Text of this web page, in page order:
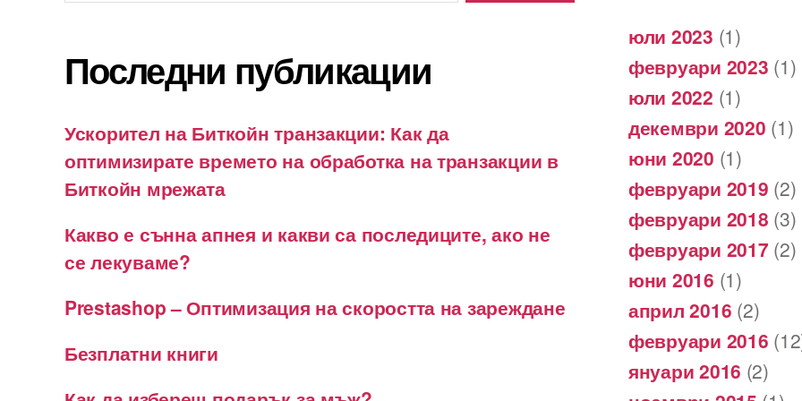
Последни публикации
Ускорител на Биткойн транзакции: Как да
оптимизирате времето на обработка на транзакции в
Биткойн мрежата
Какво е сънна апнея и какви са последиците, ако не
се лекуваме?
Prestashop – Оптимизация на скоростта на зареждане
Безплатни книги
юли 2023 (1)
февруари 2023 (1)
юли 2022 (1)
декември 2020 (1)
юни 2020 (1)
февруари 2019 (2)
февруари 2018 (3)
февруари 2017 (2)
юни 2016 (1)
април 2016 (2)
февруари 2016
януари 2016 (2)